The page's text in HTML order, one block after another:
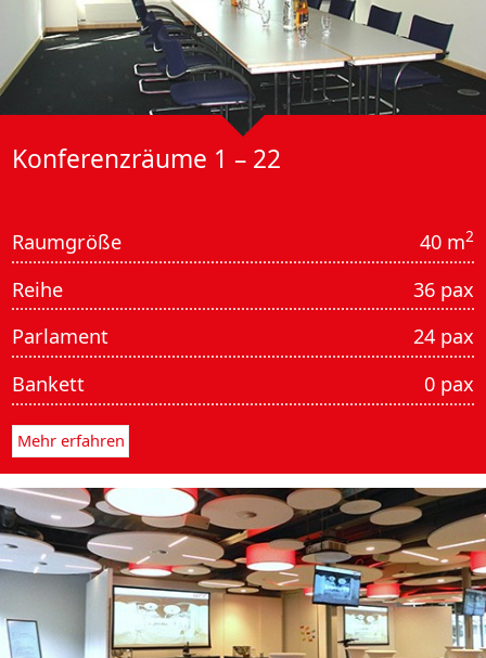
Konferenz­räume 1 – 22
Raumgröße 40 m2
Reihe
36 pax
Parlament
24 pax
Bankett
0 pax
Mehr erfahren